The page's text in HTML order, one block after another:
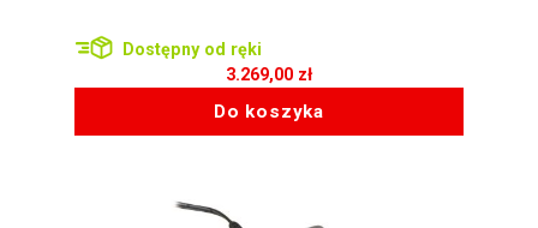
Dostępny od ręki
3.269,00 zł
Do koszyka